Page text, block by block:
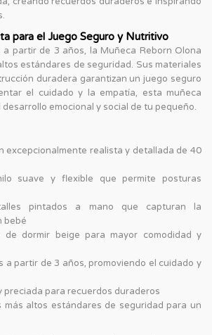
para el Juego Seguro y Nutritivo
a partir de 3 años, la Muñeca Reborn Olona
estándares de seguridad. Sus materiales
duradera garantizan un juego seguro
el cuidado y la empatía, esta muñeca
emocional y social de tu pequeño.
excepcionalmente realista y detallada de 40
suave y flexible que permite posturas
pintados a mano que capturan la
bebé
de dormir beige para mayor comodidad y
a partir de 3 años, promoviendo el cuidado y
preciada para recuerdos duraderos
más altos estándares de seguridad para un